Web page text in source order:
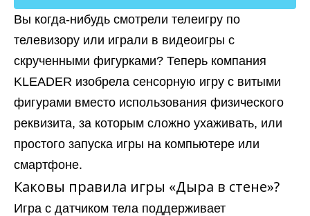
Вы когда-нибудь смотрели телеигру по
телевизору или играли в видеоигры с
скрученными фигурками? Теперь компания
KLEADER изобрела сенсорную игру с витыми
фигурами вместо использования физического
реквизита, за которым сложно ухаживать, или
простого запуска игры на компьютере или
смартфоне.
Каковы правила игры «Дыра в стене»?
Игра с датчиком тела поддерживает